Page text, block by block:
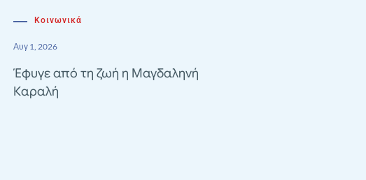
Κοινωνικά
Αυγ 1, 2026
Έφυγε από τη ζωή η Μαγδαληνή
Καραλή